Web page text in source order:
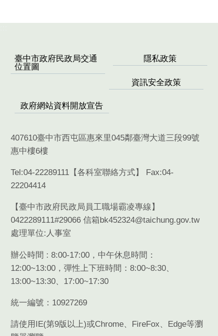
臺中市政府民政局交通
位置圖
隱私政策
資訊安全政策
政府網站資料開放宣告
407610臺中市西屯區惠來里045鄰臺灣大道三段99號
惠中樓6樓
Tel:04-22289111【各科室聯絡方式】 Fax:04-
22204414
【臺中市政府民政局員工職場霸凌專線】
0422289111#29066 信箱bk452324@taichung.gov.tw
處理單位:人事室
辦公時間 : 8:00-17:00，中午休息時間：
12:00~13:00，彈性上下班時間：8:00~8:30、
13:00~13:30、17:00~17:30
統一編號：10927269
請使用 IE(第9版以上)或Chrome、 FireFox Edge等瀏